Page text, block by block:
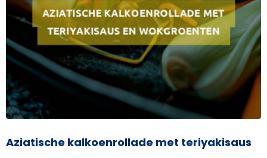
Aziatische kalkoenrollade met teriyakisaus